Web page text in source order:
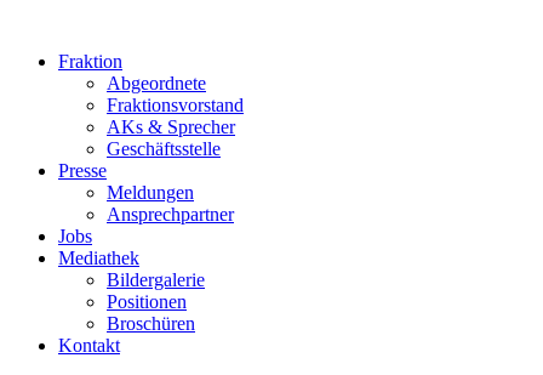
springenFraktion
Abgeordnete
Fraktions­vorstand
AKs & Sprecher
Geschäftsstelle
Presse
Meldungen
Ansprechpartner
Jobs
Mediathek
Bildergalerie
Positionen
Broschüren
Kontakt